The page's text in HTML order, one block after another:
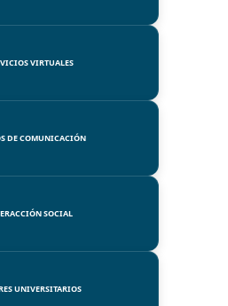
VIRTUALES
DE COMUNICACIÓN
SOCIAL
UNIVERSITARIOS